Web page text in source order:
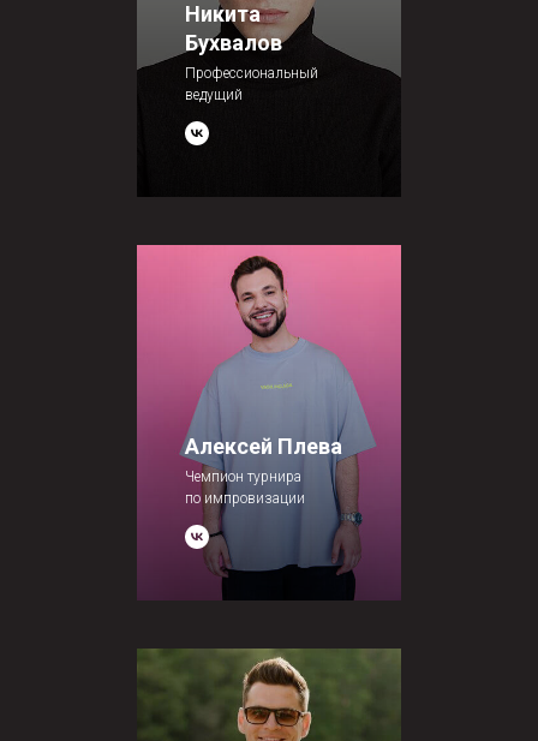
Никита
Бухвалов
Профессиональный
ведущий
Алексей Плева
Чемпион турнира
по импровизации